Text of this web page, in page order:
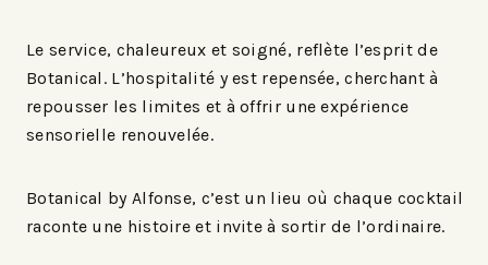
Le service, chaleureux et soigné, reflète l’esprit de
Botanical. L’hospitalité y est repensée, cherchant à
repousser les limites et à offrir une expérience
sensorielle renouvelée.
Botanical by Alfonse, c’est un lieu où chaque cocktail
raconte une histoire et invite à sortir de l’ordinaire.